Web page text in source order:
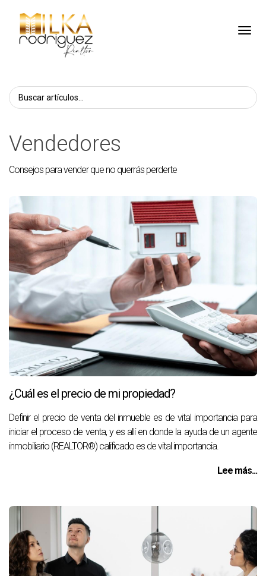
Vendedores
Consejos para vender que no querrás perderte
¿Cuál es el precio de mi propiedad?
Definir el precio de venta del inmueble es de vital importancia para
iniciar el proceso de venta, y es allí en donde la ayuda de un agente
inmobiliario (REALTOR®) calificado es de vital importancia.
Lee más...